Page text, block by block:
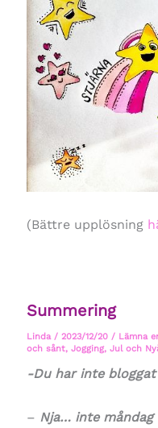
(Bättre upplösning
Summering
Linda / 2023/12/20 / Lämna
och sånt, Jogging, Jul och
-Du har inte
– Nja… inte